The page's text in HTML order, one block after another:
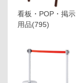
看板・POP・掲示
用品(795)